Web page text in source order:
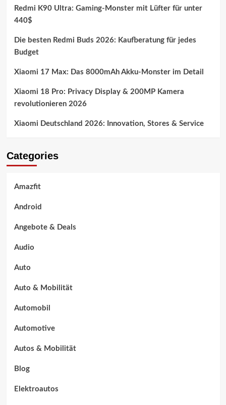
Redmi K90 Ultra: Gaming-Monster mit Lüfter für unter
440$
Die besten Redmi Buds 2026: Kaufberatung für jedes
Budget
Xiaomi 17 Max: Das 8000mAh Akku-Monster im Detail
Xiaomi 18 Pro: Privacy Display & 200MP Kamera
revolutionieren 2026
Xiaomi Deutschland 2026: Innovation, Stores & Service
Categories
Amazfit
Android
Angebote & Deals
Audio
Auto
Auto & Mobilität
Automobil
Automotive
Autos & Mobilität
Blog
Elektroautos